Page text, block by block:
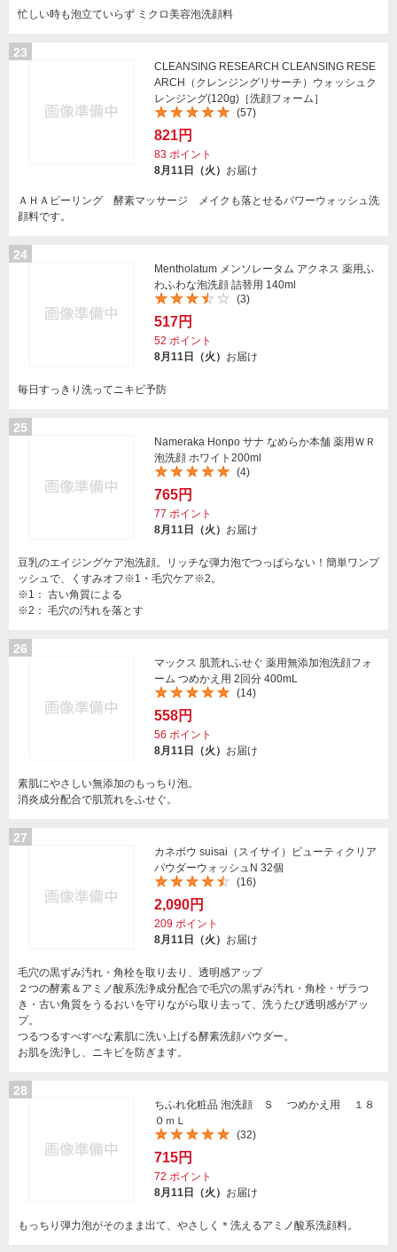
忙しい時も泡立ていらず ミクロ美容泡洗顔料
23
CLEANSING RESEARCH CLEANSING RESE
ARCH（クレンジングリサーチ）ウォッシュク
レンジング(120g)［洗顔フォーム］
(57)
821円
83 ポイント
8月11日（火） お届け
ＡＨＡピーリング 酵素マッサージ メイクも落とせるパワーウォッシュ洗
顔料です。
24
Mentholatum メンソレータム アクネス 薬用ふ
わふわな泡洗顔 詰替用 140ml
(3)
517円
52 ポイント
8月11日（火） お届け
毎日すっきり洗ってニキビ予防
25
Nameraka Honpo サナ なめらか本舗 薬用ＷＲ
泡洗顔 ホワイト200ml
(4)
765円
77 ポイント
8月11日（火） お届け
豆乳のエイジングケア泡洗顔。リッチな弾力泡でつっぱらない！簡単ワンプ
ッシュで、くすみオフ※1・毛穴ケア※2。
※1： 古い角質による
※2： 毛穴の汚れを落とす
26
マックス 肌荒れふせぐ 薬用無添加泡洗顔フォ
ーム つめかえ用 2回分 400mL
(14)
558円
56 ポイント
8月11日（火） お届け
素肌にやさしい無添加のもっちり泡。
消炎成分配合で肌荒れをふせぐ。
27
カネボウ suisai（スイサイ）ビューティクリア
パウダーウォッシュN 32個
(16)
2,090円
209 ポイント
8月11日（火） お届け
毛穴の黒ずみ汚れ・角栓を取り去り、透明感アップ
２つの酵素＆アミノ酸系洗浄成分配合で毛穴の黒ずみ汚れ・角栓・ザラつ
き・古い角質をうるおいを守りながら取り去って、洗うたび透明感がアッ
プ。
つるつるすべすべな素肌に洗い上げる酵素洗顔パウダー。
お肌を洗浄し、ニキビを防ぎます。
28
ちふれ化粧品 泡洗顔 Ｓ つめかえ用 １８
０ｍＬ
(32)
715円
72 ポイント
8月11日（火） お届け
もっちり弾力泡がそのまま出て、やさしく＊洗えるアミノ酸系洗顔料。